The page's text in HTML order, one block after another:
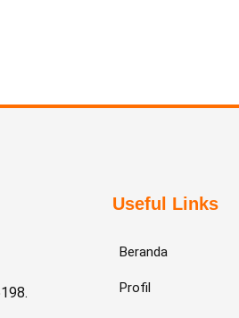
Useful Links
Beranda
Profil